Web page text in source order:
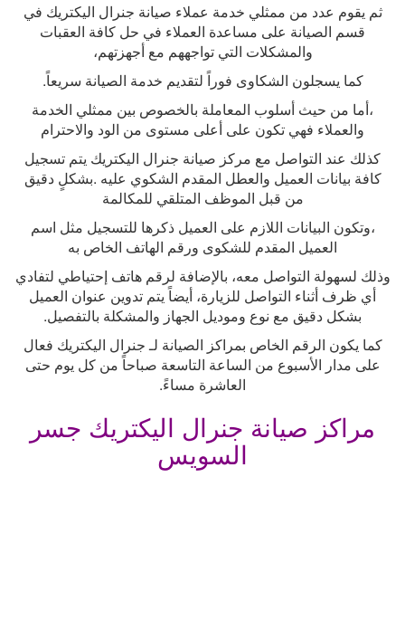
ثم يقوم عدد من ممثلي خدمة عملاء صيانة جنرال اليكتريك في
قسم الصيانة على مساعدة العملاء في حل كافة العقبات
والمشكلات التي تواجههم مع أجهزتهم،
كما يسجلون الشكاوى فوراً لتقديم خدمة الصيانة سريعاً.
،أما من حيث أسلوب المعاملة بالخصوص بين ممثلي الخدمة
والعملاء فهي تكون على أعلى مستوى من الود والاحترام
كذلك عند التواصل مع مركز صيانة جنرال اليكتريك يتم تسجيل
كافة بيانات العميل والعطل المقدم الشكوي عليه .بشكلٍ دقيق
من قبل الموظف المتلقي للمكالمة
،وتكون البيانات اللازم على العميل ذكرها للتسجيل مثل اسم
العميل المقدم للشكوى ورقم الهاتف الخاص به
وذلك لسهولة التواصل معه، بالإضافة لرقم هاتف إحتياطي لتفادي
أي ظرف أثناء التواصل للزيارة، أيضاً يتم تدوين عنوان العميل
بشكل دقيق مع نوع وموديل الجهاز والمشكلة بالتفصيل.
كما يكون الرقم الخاص بمراكز الصيانة لـ جنرال اليكتريك فعال
على مدار الأسبوع من الساعة التاسعة صباحاً من كل يوم حتى
العاشرة مساءً.
مراكز صيانة جنرال اليكتريك جسر
السويس